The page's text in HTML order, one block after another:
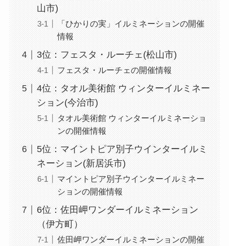
山市)
「ひかりの実」イルミネーションの開催
情報
3位：フェスタ・ルーチェ(松山市)
フェスタ・ルーチェの開催情報
4位：タオル美術館 ウィンターイルミネー
ション(今治市)
タオル美術館 ウィンターイルミネーショ
ンの開催情報
5位：マイントピア別子ウインターイルミ
ネーション(新居浜市)
マイントピア別子ウインターイルミネー
ションの開催情報
6位：佐田岬ワンダーイルミネーション
（伊方町）
佐田岬ワンダーイルミネーションの開催